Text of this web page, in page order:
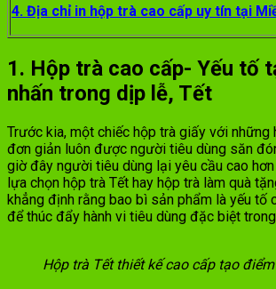
4. Địa chỉ in hộp trà cao cấp uy tín tại
1. Hộp trà cao cấp- Yếu tố
nhấn trong dịp lễ, Tết
Trước kia, một chiếc hộp trà giấy với những
đơn giản luôn được người tiêu dùng săn
giờ đây người tiêu dùng lại yêu cầu cao
lựa chọn hộp trà Tết hay hộp trà làm quà
khẳng định rằng bao bì sản phẩm là yếu tố
để thúc đẩy hành vi tiêu dùng đặc biệt
Hộp trà Tết thiết kế cao cấp tạo